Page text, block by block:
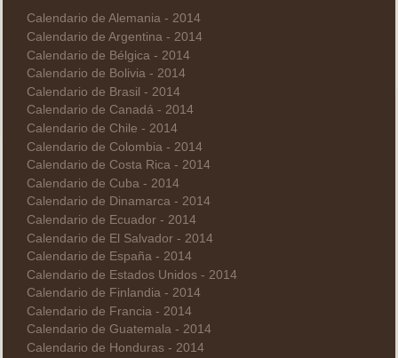
Calendario de Alemania - 2014
Calendario de Argentina - 2014
Calendario de Bélgica - 2014
Calendario de Bolivia - 2014
Calendario de Brasil - 2014
Calendario de Canadá - 2014
Calendario de Chile - 2014
Calendario de Colombia - 2014
Calendario de Costa Rica - 2014
Calendario de Cuba - 2014
Calendario de Dinamarca - 2014
Calendario de Ecuador - 2014
Calendario de El Salvador - 2014
Calendario de España - 2014
Calendario de Estados Unidos - 2014
Calendario de Finlandia - 2014
Calendario de Francia - 2014
Calendario de Guatemala - 2014
Calendario de Honduras - 2014